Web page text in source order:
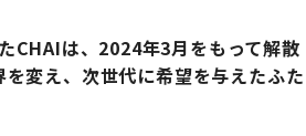
CHAIは、2024年3月をもって解散
変え、次世代に希望を与えたふた